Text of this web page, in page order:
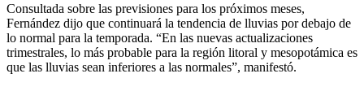
Consultada sobre las previsiones para los próximos meses,
Fernández dijo que continuará la tendencia de lluvias por debajo de
lo normal para la temporada. “En las nuevas actualizaciones
trimestrales, lo más probable para la región litoral y mesopotámica es
que las lluvias sean inferiores a las normales”, manifestó.